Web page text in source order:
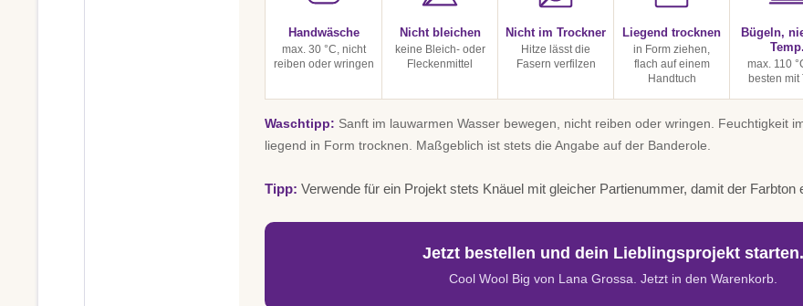
Handwäsche
max. 30 °C, nicht
reiben oder wringen
Nicht bleichen
keine Bleich- oder
Fleckenmittel
Nicht im Trockner
Hitze lässt die
Fasern verfilzen
Liegend trocknen
in Form ziehen,
flach auf einem
Handtuch
Bügeln,
Temp.
max. 110
besten mit
Waschtipp: Sanft im lauwarmen Wasser bewegen, nicht reiben oder wringen. Feuchtigkeit
liegend in Form trocknen. Maßgeblich ist stets die Angabe auf der Banderole.
Tipp: Verwende für ein Projekt stets Knäuel mit gleicher Partienummer, damit der Farbton
Jetzt bestellen und dein Lieblingsprojekt starten.
Cool Wool Big von Lana Grossa. Jetzt in den Warenkorb.